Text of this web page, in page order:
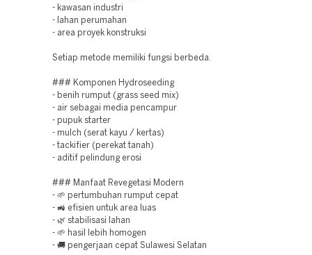
- kawasan industri
- lahan perumahan
- area proyek konstruksi
Setiap metode memiliki fungsi berbeda.
### Komponen Hydroseeding
- benih rumput (grass seed mix)
- air sebagai media pencampur
- pupuk starter
- mulch (serat kayu / kertas)
- tackifier (perekat tanah)
- aditif pelindung erosi
### Manfaat Revegetasi Modern
- 🌱 pertumbuhan rumput cepat
- 🚜 efisien untuk area luas
- 🌿 stabilisasi lahan
- 🌱 hasil lebih homogen
- 🚚 pengerjaan cepat Sulawesi Selatan